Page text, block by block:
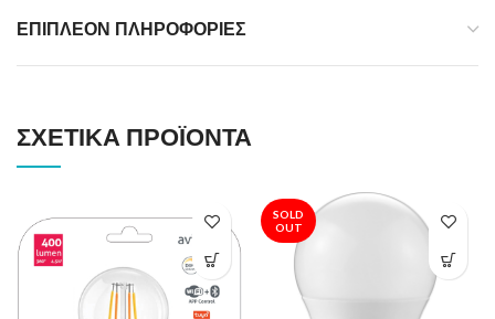
ΕΠΙΠΛΈΟΝ ΠΛΗΡΟΦΟΡΊΕΣ
ΣΧΕΤΙΚΆ ΠΡΟΪΌΝΤΑ
SOLD
OUT